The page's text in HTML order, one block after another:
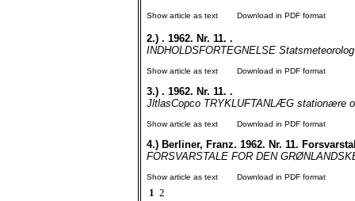
Show article as text Download in PDF format
2.) . 1962. Nr. 11. .
INDHOLDSFORTEGNELSE
Show article as text Download in PDF format
3.) . 1962. Nr. 11. .
JltlasCopco TRYKLUFTANLÆG stationære
Show article as text Download in PDF format
4.) Berliner, Franz. 1962. Nr. 11.
FORSVARSTALE FOR DEN
Show article as text Download in PDF format
1 2